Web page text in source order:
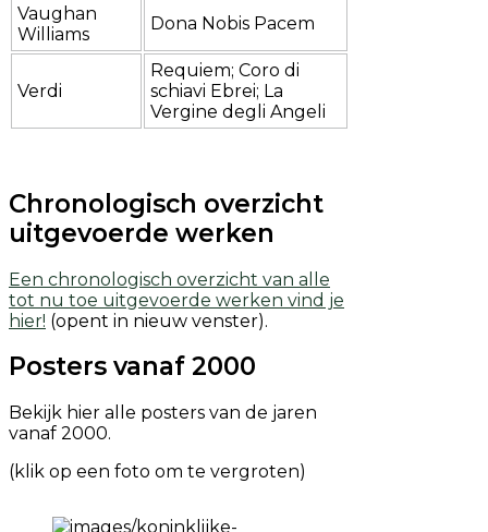
Vaughan
Williams
Dona Nobis Pacem
Verdi
Requiem; Coro di
schiavi Ebrei; La
Vergine degli Angeli
Chronologisch overzicht
uitgevoerde werken
Een chronologisch overzicht van alle
tot nu toe uitgevoerde werken vind je
hier! (opent in nieuw venster).
Posters vanaf 2000
Bekijk hier alle posters van de jaren
vanaf 2000.
(klik op een foto om te vergroten)